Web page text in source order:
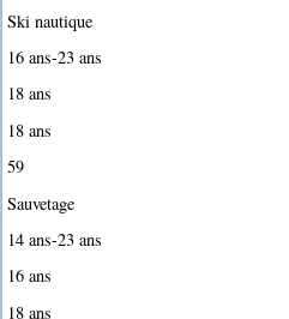
Ski nautique
16 ans-23 ans
18 ans
18 ans
59
Sauvetage
14 ans-23 ans
16 ans
18 ans